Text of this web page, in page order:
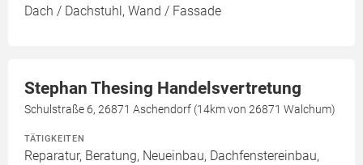
Dach / Dachstuhl, Wand / Fassade
Stephan Thesing Handelsvertretung
Schulstraße 6, 26871 Aschendorf (14km von 26871 Walchum)
TÄTIGKEITEN
Reparatur, Beratung, Neueinbau, Dachfenstereinbau,